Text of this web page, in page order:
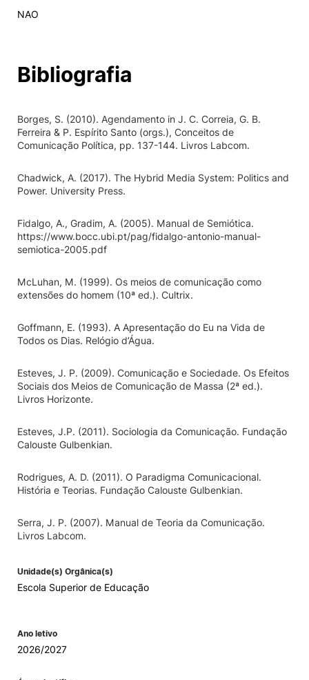
NAO
Bibliografia
Borges, S. (2010). Agendamento in J. C. Correia, G. B.
Ferreira & P. Espírito Santo (orgs.), Conceitos de
Comunicação Política, pp. 137-144. Livros Labcom.
Chadwick, A. (2017). The Hybrid Media System: Politics and
Power. University Press.
Fidalgo, A., Gradim, A. (2005). Manual de Semiótica.
https://www.bocc.ubi.pt/pag/fidalgo-antonio-manual-
semiotica-2005.pdf
McLuhan, M. (1999). Os meios de comunicação como
extensões do homem (10ª ed.). Cultrix.
Goffmann, E. (1993). A Apresentação do Eu na Vida de
Todos os Dias. Relógio d’Água.
Esteves, J. P. (2009). Comunicação e Sociedade. Os Efeitos
Sociais dos Meios de Comunicação de Massa (2ª ed.).
Livros Horizonte.
Esteves, J.P. (2011). Sociologia da Comunicação. Fundação
Calouste Gulbenkian.
Rodrigues, A. D. (2011). O Paradigma Comunicacional.
História e Teorias. Fundação Calouste Gulbenkian.
Serra, J. P. (2007). Manual de Teoria da Comunicação.
Livros Labcom.
Unidade(s) Orgânica(s)
Escola Superior de Educação
Ano letivo
2026/2027